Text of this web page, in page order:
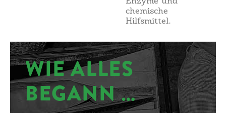
chemische
Hilfsmittel.
WIE ALLES
BEGANN …